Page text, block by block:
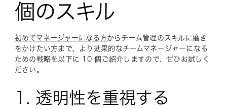
個のスキル
初めてマネージャーになる方からチーム管理のスキルに磨き
をかけたい方まで、より効果的なチームマネージャーになる
ための戦略を以下に 10 個ご紹介しますので、ぜひお試しく
ださい。
1. 透明性を重視する